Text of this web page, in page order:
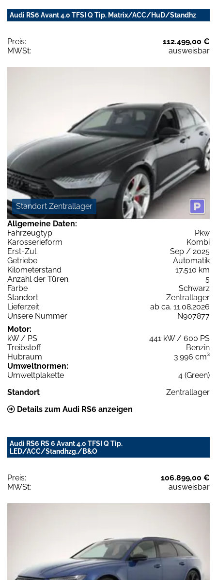
Audi RS6 Avant 4.0 TFSI Q Tip. Matrix/ACC/HuD/Standhz
Preis:
112.499,00 €
MWSt:
ausweisbar
Standort Zentrallager
Allgemeine Daten:
Fahrzeugtyp
Pkw
Karosserieform
Kombi
Erst-Zul.
Sep / 2025
Getriebe
Automatik
Kilometerstand
17.510 km
Anzahl der Türen
5
Farbe
Schwarz
Standort
Zentrallager
Lieferzeit
ab ca. 11.08.2026
Unsere Nummer
N907877
Motor:
kW / PS
441 kW / 600 PS
Treibstoff
Benzin
Hubraum
3.996 cm³
Umweltnormen:
Umweltplakette
4 (Green)
Standort
Zentrallager
Details zum Audi RS6 anzeigen
Audi RS6 RS 6 Avant 4.0 TFSI Q Tip.
LED/ACC/Standhzg./B&O
Preis:
106.899,00 €
MWSt:
ausweisbar